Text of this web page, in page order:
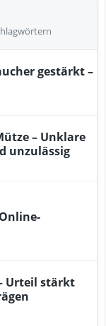
gestärkt –
– Unklare
unzulässig
Urteil stärkt